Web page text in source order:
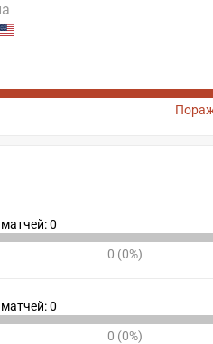
0
0 (0%)
0
0 (0%)